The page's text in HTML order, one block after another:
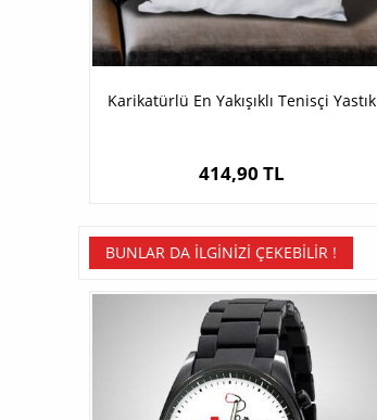
Karikatürlü En Yakışıklı Tenisçi Yastık
414,90 TL
BUNLAR DA İLGINIZI ÇEKEBILIR !